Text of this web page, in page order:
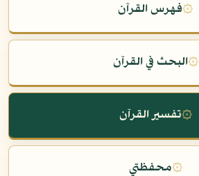
۞فهرس القرآن
۞البحث في القرآن
۞تفسير القرآن
۞محفظتي